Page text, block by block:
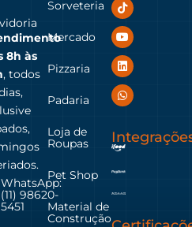
8h às
, todos
WhatsApp:
(11) 98620-
5451
Sorveteria
Mercado
Pizzaria
Padaria
Loja de
Roupas
Pet Shop
Material de
Construção